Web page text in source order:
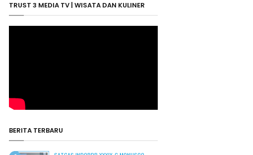
TRUST 3 MEDIA TV | WISATA DAN KULINER
BERITA TERBARU